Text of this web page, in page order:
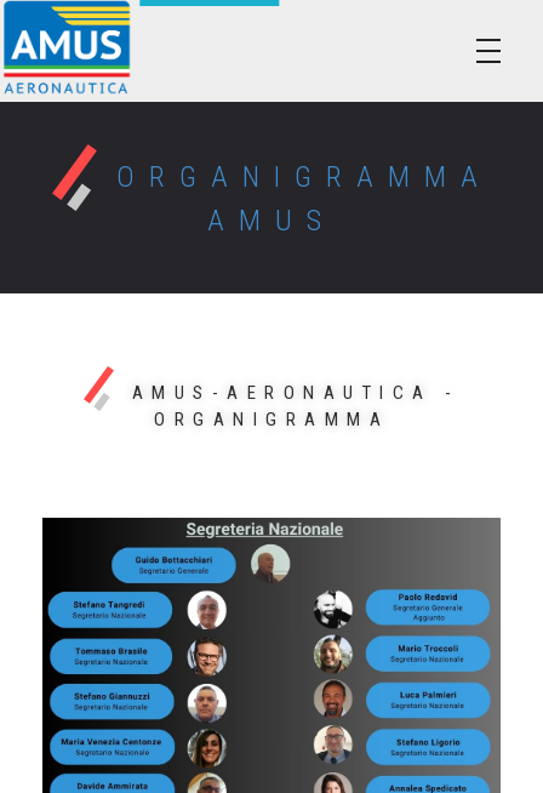
Associazione dei Militari Uniti in Sindacato - AMUS Aeronautica
AMUS- Difendiamo i tuoi diritti.
ORGANIGRAMMA
AMUS
AMUS-AERONAUTICA -
ORGANIGRAMMA